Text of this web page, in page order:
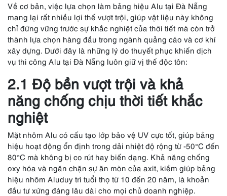
Về cơ bản, việc lựa chọn làm bảng hiệu Alu tại Đà Nẵng
mang lại rất nhiều lợi thế vượt trội, giúp vật liệu này không
chỉ đứng vững trước sự khắc nghiệt của thời tiết mà còn trở
thành lựa chọn hàng đầu trong ngành quảng cáo và cơ khí
xây dựng. Dưới đây là những lý do thuyết phục khiến dịch
vụ thi công Alu tại Đà Nẵng luôn giữ vị thế độc tôn:
2.1 Độ bền vượt trội và khả
năng chống chịu thời tiết khắc
nghiệt
Mặt nhôm Alu có cấu tạo lớp bảo vệ UV cực tốt, giúp bảng
hiệu hoạt động ổn định trong dải nhiệt độ rộng từ -50°C đến
80°C mà không bị co rút hay biến dạng. Khả năng chống
oxy hóa và ngăn chặn sự ăn mòn của axit, kiềm giúp bảng
hiệu nhôm Aluduy trì tuổi thọ từ 10 đến 20 năm, là khoản
đầu tư xứng đáng lâu dài cho mọi chủ doanh nghiệp.